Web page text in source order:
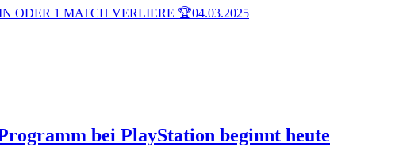
ODER 1 MATCH VERLIERE 🏆04.03.2025
bei PlayStation beginnt heute